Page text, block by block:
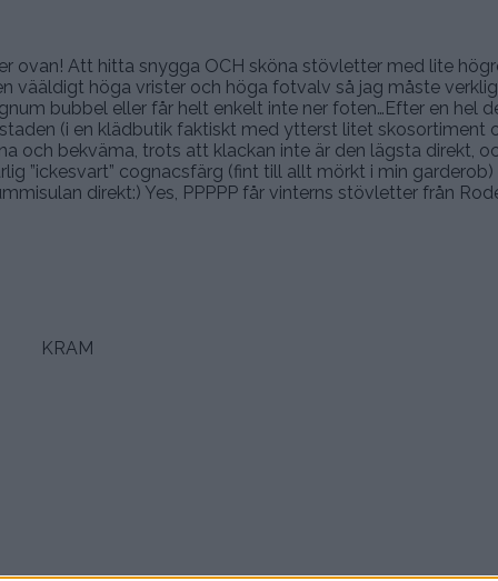
ovan! Att hitta snygga OCH sköna stövletter med lite
vääldigt höga vrister och höga fotvalv så jag måste
bubbel eller får helt enkelt inte ner foten…Efter en hel
(i en klädbutik faktiskt med ytterst litet skosortiment
och bekväma, trots att klackan inte är den lägsta direkt,
”ickesvart” cognacsfärg (fint till allt mörkt i min
direkt:) Yes, PPPPP får vinterns stövletter från
KRAM